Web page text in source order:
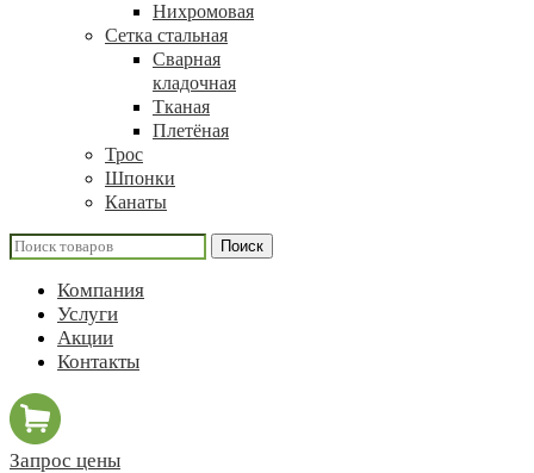
Нихромовая
Сетка стальная
Сварная
кладочная
Тканая
Плетёная
Трос
Шпонки
Канаты
Поиск
Компания
Услуги
Акции
Контакты
Запрос цены